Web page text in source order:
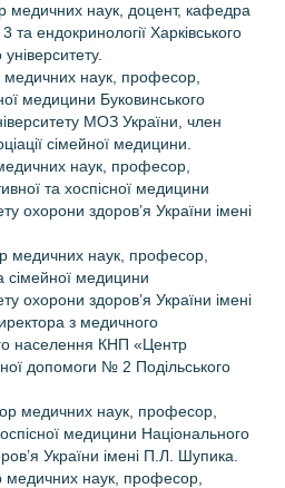
медичних наук, доцент, кафедра
ендокринології Харківського
наук, професор,
медицини Буковинського
МОЗ України, член
сімейної медицини.
наук, професор,
та хоспісної медицини
охорони здоров’я України імені
медичних наук, професор,
сімейної медицини
охорони здоров’я України імені
з медичного
населення КНП «Центр
допомоги № 2 Подільського
медичних наук, професор,
медицини Національного
України імені П.Л. Шупика.
наук, професор,